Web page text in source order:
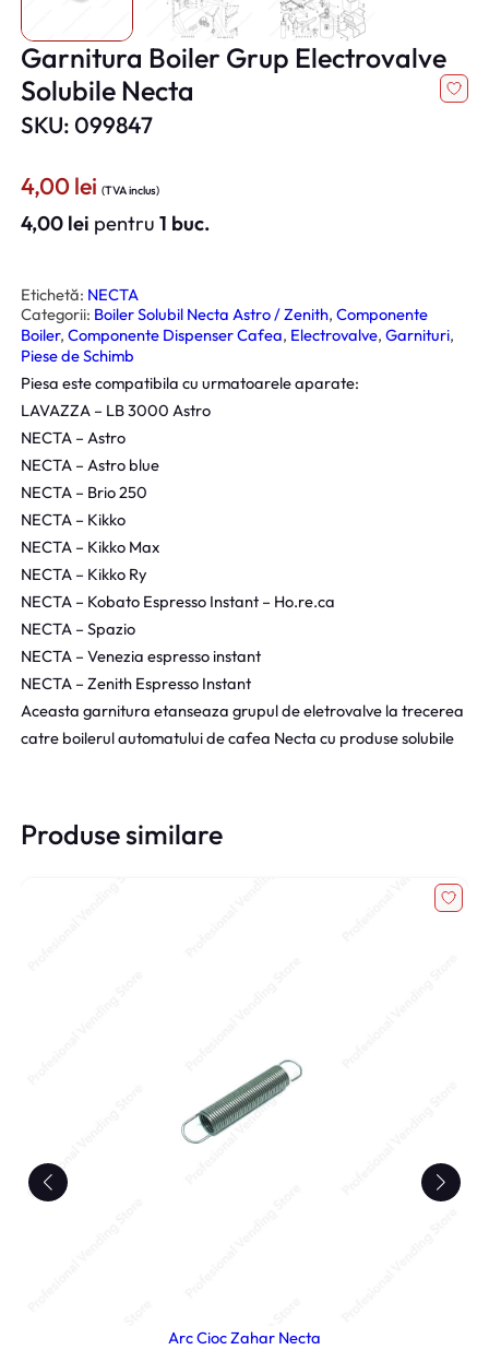
Garnitura Boiler Grup Electrovalve
Solubile Necta
SKU: 099847
4,00lei (TVA inclus)
4,00 lei pentru1 buc.
Etichetă: NECTA
Categorii: Boiler Solubil Necta Astro / Zenith, Componente
Boiler, Componente Dispenser Cafea, Electrovalve, Garnituri
Piese de Schimb
Piesa este compatibila cu urmatoarele aparate:
LAVAZZA – LB 3000 Astro
NECTA – Astro
NECTA – Astro blue
NECTA – Brio 250
NECTA – Kikko
NECTA – Kikko Max
NECTA – Kikko Ry
NECTA – Kobato Espresso Instant – Ho.re.ca
NECTA – Spazio
NECTA – Venezia espresso instant
NECTA – Zenith Espresso Instant
Aceasta garnitura etanseaza grupul de eletrovalve la trecerea
catre boilerul automatului de cafea Necta cu produse solubile
Produse similare
Arc Cioc Zahar Necta